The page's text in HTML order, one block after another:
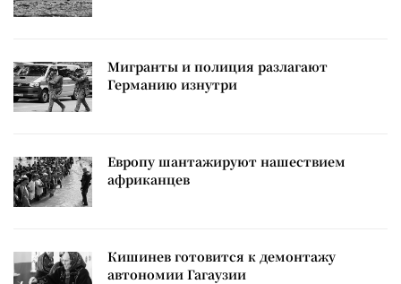
Мигранты и полиция разлагают
Германию изнутри
Европу шантажируют нашествием
африканцев
Кишинев готовится к демонтажу
автономии Гагаузии